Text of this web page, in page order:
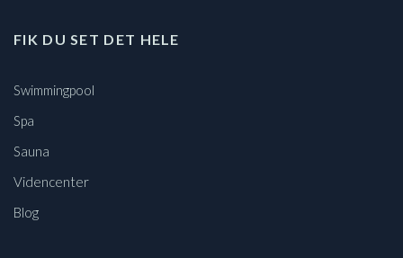
FIK DU SET DET HELE
Swimmingpool
Spa
Sauna
Videncenter
Blog